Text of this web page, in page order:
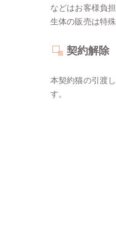
などはお客様負
生体の販売は特
契約解除
本契約猫の引渡
す。